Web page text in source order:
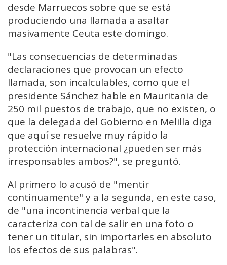
desde Marruecos sobre que se está
produciendo una llamada a asaltar
masivamente Ceuta este domingo.
"Las consecuencias de determinadas
declaraciones que provocan un efecto
llamada, son incalculables, como que el
presidente Sánchez hable en Mauritania de
250 mil puestos de trabajo, que no existen, o
que la delegada del Gobierno en Melilla diga
que aquí se resuelve muy rápido la
protección internacional ¿pueden ser más
irresponsables ambos?", se preguntó.
Al primero lo acusó de "mentir
continuamente" y a la segunda, en este caso,
de "una incontinencia verbal que la
caracteriza con tal de salir en una foto o
tener un titular, sin importarles en absoluto
los efectos de sus palabras".